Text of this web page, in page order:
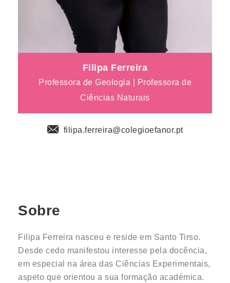
Filipa Ferreira
Professora de Geologia | Professora de
Ciências Naturais
filipa.ferreira@colegioefanor.pt
Sobre
Filipa Ferreira nasceu e reside em Santo Tirso.
Desde cedo manifestou interesse pela docência,
em especial na área das Ciências Experimentais,
aspeto que orientou a sua formação académica.